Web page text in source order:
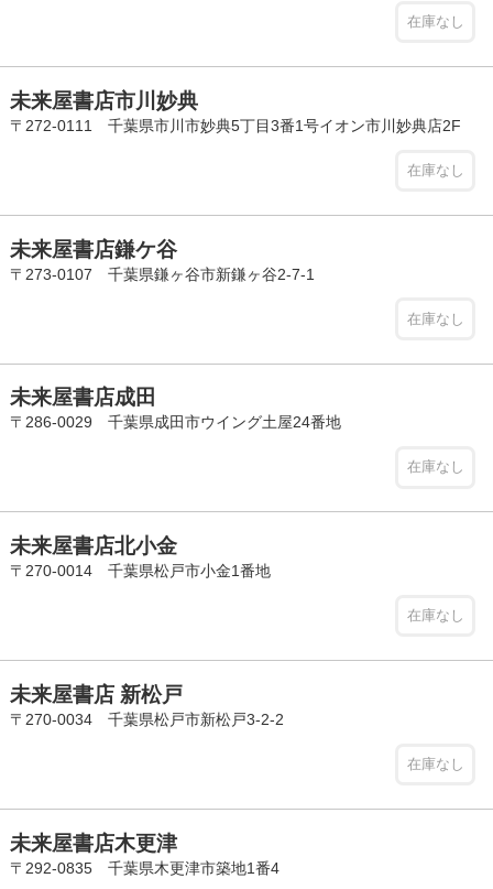
在庫なし
未来屋書店市川妙典
〒272-0111 千葉県市川市妙典5丁目3番1号イオン市川妙典店2F
在庫なし
未来屋書店鎌ケ谷
〒273-0107 千葉県鎌ヶ谷市新鎌ヶ谷2-7-1
在庫なし
未来屋書店成田
〒286-0029 千葉県成田市ウイング土屋24番地
在庫なし
未来屋書店北小金
〒270-0014 千葉県松戸市小金1番地
在庫なし
未来屋書店 新松戸
〒270-0034 千葉県松戸市新松戸3-2-2
在庫なし
未来屋書店木更津
〒292-0835 千葉県木更津市築地1番4